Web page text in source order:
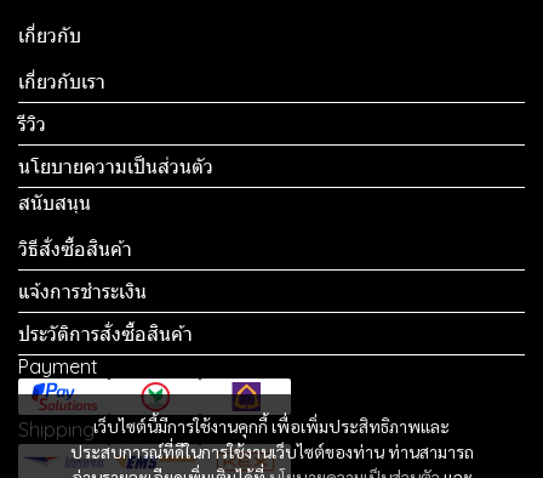
เว็บไซต์นี้มีการใช้งานคุกกี้ เพื่อเพิ่มประสิทธิภาพและ
ประสบการณ์ที่ดีในการใช้งานเว็บไซต์ของท่าน ท่านสามารถ
เกี่ยวกับ
เกี่ยวกับเรา
รีวิว
นโยบายความเป็นส่วนตัว
สนับสนุน
วิธีสั่งซื้อสินค้า
แจ้งการชำระเงิน
ประวัติการสั่งซื้อสินค้า
Payment
Shipping